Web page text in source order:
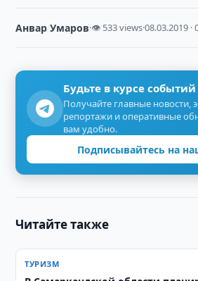
Анвар Умаров·👁 533 views·08.03.2019 ·
Будьте в курсе событий
Получайте главные новости,
репортажи и оперативные
вам удобно.
Подписывайтесь на
Читайте также
ТУРИЗМ